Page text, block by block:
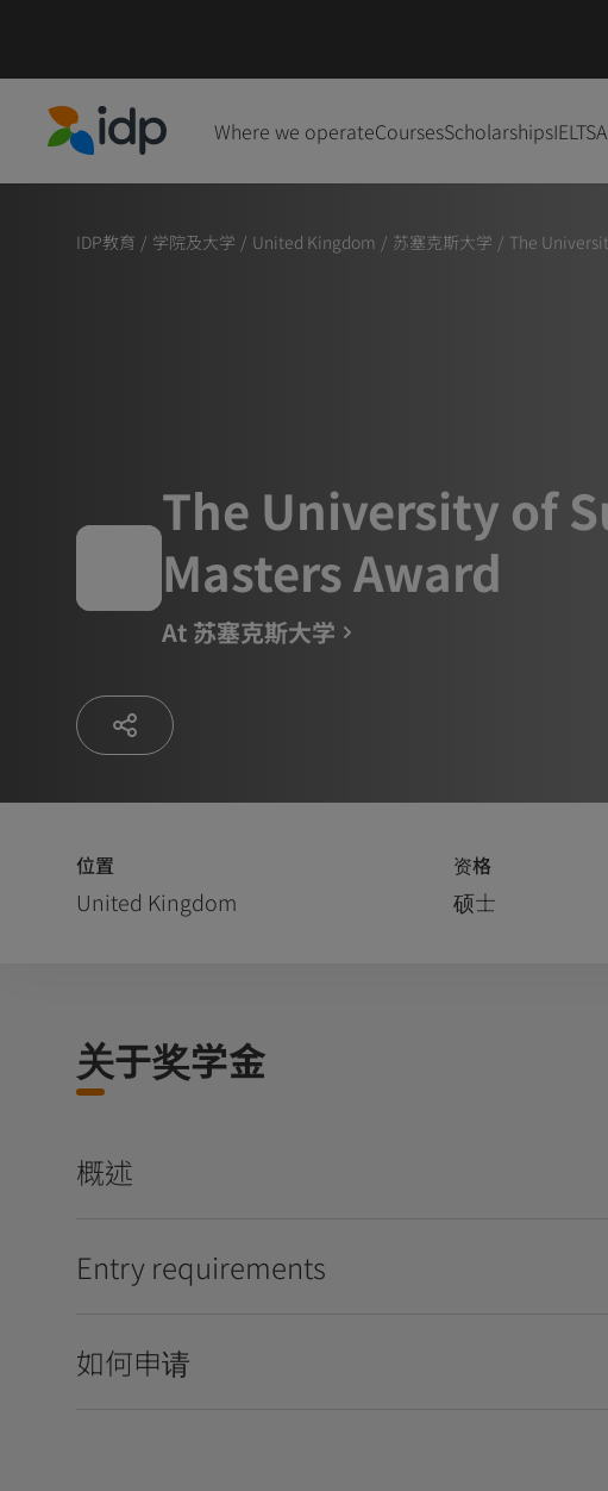
Where we operateCoursesScholarshipsIELTS
IDP教育 / 学院及大学 / United Kingdom / 苏塞克斯大学 / The
The University of
Masters Award
At 苏塞克斯大学
位置
United Kingdom
资格
硕士
关于奖学金
概述
Entry requirements
如何申请